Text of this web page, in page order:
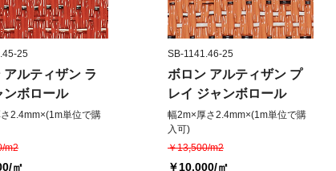
25
アルティザン ラ
ンボロール
2.4mm×(1m単位で購
m2
/㎡
SB-1141.46-25
ボロン アルティザン プ
レイ ジャンボロール
幅2m×厚さ2.4mm×(1m単位で購
入可)
￥13,500/m2
￥10,000/㎡